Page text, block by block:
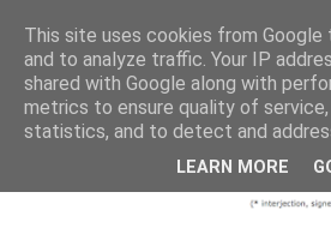
This site uses cookies from
and to analyze traffic. Your IP
shared with Google along with
metrics to ensure quality of
statistics, and to detect and
LEARN MORE